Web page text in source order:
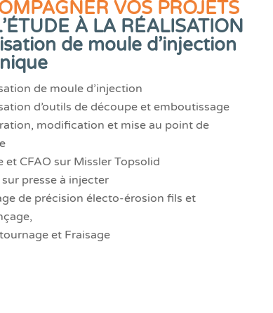
VOS PROJETS
À LA RÉALISATION
de moule d’injection
de moule d’injection
d’outils de découpe et emboutissage
modification et mise au point de
et CFAO sur Missler Topsolid
sur presse à injecter
de précision électo-érosion fils et
et Fraisage